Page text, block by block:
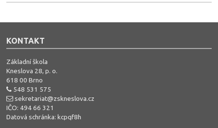
KONTAKT
Základní škola
Kneslova 28, p. o.
618 00 Brno
548 531 575
sekretariat@zskneslova.cz
IČO: 494 66 321
Datová schránka: kcpqf8h